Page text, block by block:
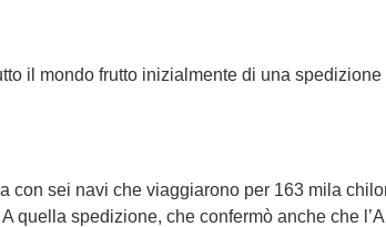
il mondo frutto inizialmente di una
con sei navi che viaggiarono per 163 mila
quella spedizione, che confermò anche che